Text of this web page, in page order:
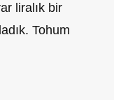
liralık bir
Tohum